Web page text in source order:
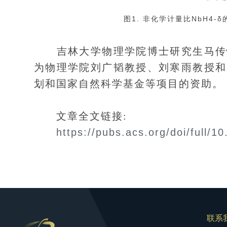
图1. 非化学计量比NbH4-δ
吉林大学物理学院博士研究生马传
为物理学院刘广韬教授、刘寒雨教授
划和国家自然科学基金等项目的资助。
文章全文链接:
https://pubs.acs.org/doi/full/
联系